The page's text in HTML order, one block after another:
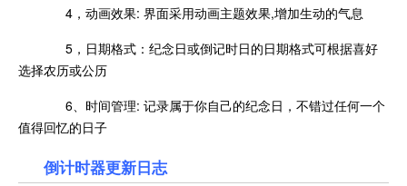
4，动画效果: 界面采用动画主题效果,增加生动的气息
5，日期格式：纪念日或倒记时日的日期格式可根据喜好
选择农历或公历
6、时间管理: 记录属于你自己的纪念日，不错过任何一个
值得回忆的日子
倒计时器更新日志